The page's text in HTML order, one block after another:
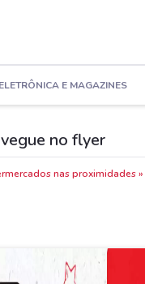
ELETRÔNICA E MAGAZINES
no flyer
nas proximidades